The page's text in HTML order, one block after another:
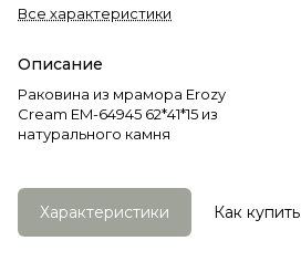
Все характеристики
Описание
Раковина из мрамора Erozy
Cream EM-64945 62*41*15 из
натурального камня
Характеристики Как купить